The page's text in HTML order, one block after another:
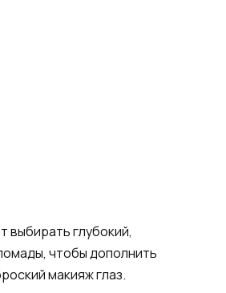
выбирать глубокий,
чтобы дополнить
макияж глаз.